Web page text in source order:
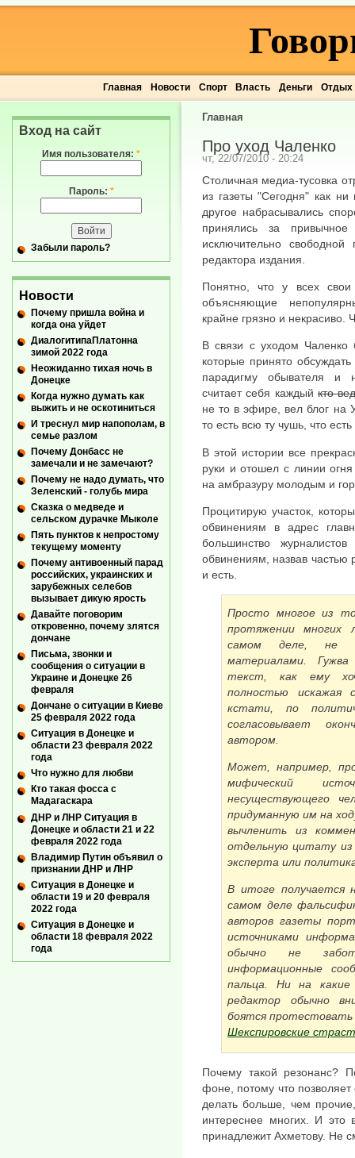
Главная Новости Спорт Власть Деньги Отдых
Главная
Про уход Чаленко
чт, 22/07/2010 - 20:24
Столичная медиа-тусовка
из газеты "Сегодня" как
другое набрасывались
принялись за
исключительно свободной
редактора издания.
Понятно, что у всех
объясняющие
крайне грязно и некрасиво.
В связи с уходом
которые принято
парадигму обывателя и
считает себя каждый кто
не то в эфире, вел блог на
то есть всю ту чушь, что
В этой истории все
руки и отошел с линии
на амбразуру молодым и
Процитирую участок,
обвинениям в адрес
большинство
обвинениям, назвав частью
и есть.
Просто многое из
протяжении
самом деле, не
материалами.
текст, как ему
полностью искажая
кстати, по
согласовывает
автором.
Может, например,
мифический
несуществующего
придуманную им на
вычленить из
отдельную цитату из
эксперта или
В итоге получается
самом деле
авторов газеты
источниками
обычно не
информационные
пальца. Ни на
редактор обычно
боятся
Шекспировские
Почему такой резонанс?
фоне, потому что
делать больше, чем
интереснее многих. И это
принадлежит Ахметову. Не
Вход на сайт
Имя пользователя: *
Пароль: *
Забыли пароль?
Новости
Почему пришла война и
когда она уйдет
ДиалогитипаПлатонна
зимой 2022 года
Неожиданно тихая ночь в
Донецке
Когда нужно думать как
выжить и не оскотиниться
И треснул мир напополам, в
семье разлом
Почему Донбасс не
замечали и не замечают?
Почему не надо думать, что
Зеленский - голубь мира
Сказка о медведе и
сельском дурачке Мыколе
Пять пунктов к непростому
текущему моменту
Почему антивоенный парад
российских, украинских и
зарубежных селебов
вызывает дикую ярость
Давайте поговорим
откровенно, почему злятся
дончане
Письма, звонки и
сообщения о ситуации в
Украине и Донецке 26
февраля
Дончане о ситуации в Киеве
25 февраля 2022 года
Ситуация в Донецке и
области 23 февраля 2022
года
Что нужно для любви
Кто такая фосса с
Мадагаскара
ДНР и ЛНР Ситуация в
Донецке и области 21 и 22
февраля 2022 года
Владимир Путин объявил о
признании ДНР и ЛНР
Ситуация в Донецке и
области 19 и 20 февраля
2022 года
Ситуация в Донецке и
области 18 февраля 2022
года